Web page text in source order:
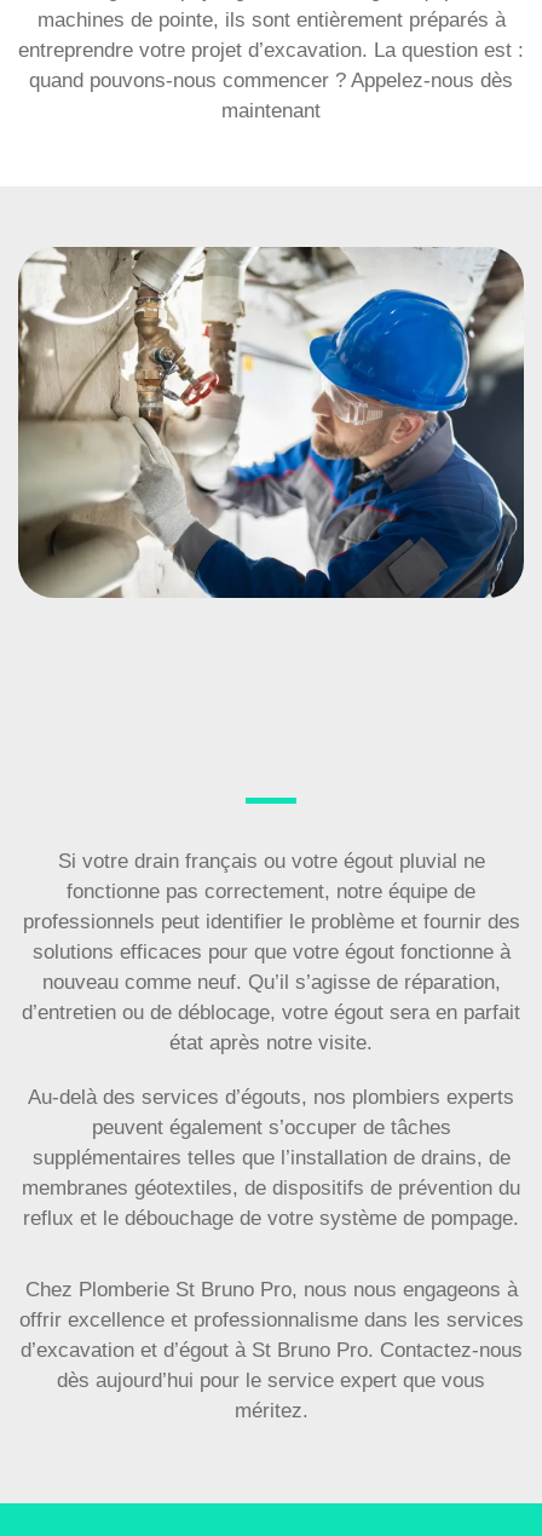
machines de pointe, ils sont entièrement préparés à
entreprendre votre projet d’excavation. La question est :
quand pouvons-nous commencer ? Appelez-nous dès
maintenant
Si votre drain français ou votre égout pluvial ne
fonctionne pas correctement, notre équipe de
professionnels peut identifier le problème et fournir des
solutions efficaces pour que votre égout fonctionne à
nouveau comme neuf. Qu’il s’agisse de réparation,
d’entretien ou de déblocage, votre égout sera en parfait
état après notre visite.
Au-delà des services d’égouts, nos plombiers experts
peuvent également s’occuper de tâches
supplémentaires telles que l’installation de drains, de
membranes géotextiles, de dispositifs de prévention du
reflux et le débouchage de votre système de pompage.
Chez Plomberie St Bruno Pro, nous nous engageons à
offrir excellence et professionnalisme dans les services
d’excavation et d’égout à St Bruno Pro. Contactez-nous
dès aujourd’hui pour le service expert que vous
méritez.